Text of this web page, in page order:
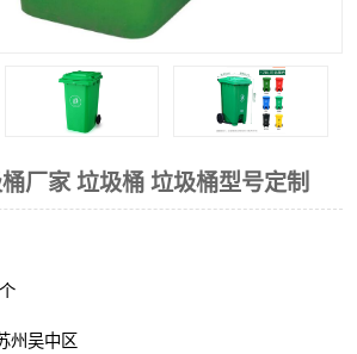
厂家 垃圾桶 垃圾桶型号定制
州吴中区